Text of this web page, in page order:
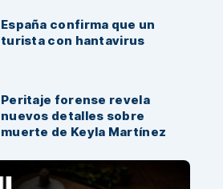
España confirma que un
turista con hantavirus
Peritaje forense revela
nuevos detalles sobre
muerte de Keyla Martínez